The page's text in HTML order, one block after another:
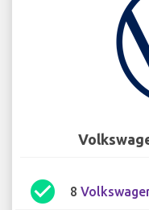
check_circle 8